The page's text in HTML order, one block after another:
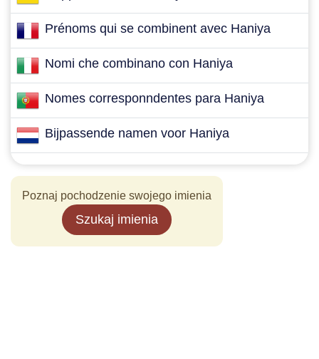
Prénoms qui se combinent avec Haniya
Nomi che combinano con Haniya
Nomes corresponndentes para Haniya
Bijpassende namen voor Haniya
Poznaj pochodzenie swojego imienia
Szukaj imienia